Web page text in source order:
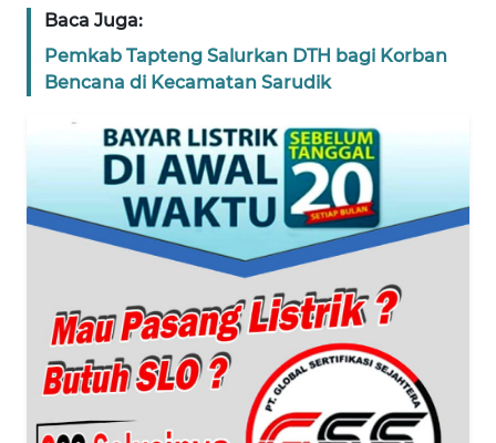
Baca Juga:
Pemkab Tapteng Salurkan DTH bagi Korban
Bencana di Kecamatan Sarudik
SUMUT
WN
WN
JABAR
BANTEN
WN
NTT